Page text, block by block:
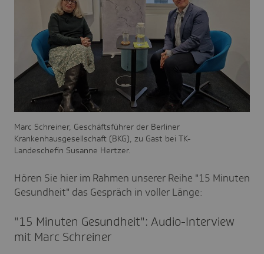
Marc Schreiner, Geschäftsführer der Berliner
Krankenhausgesellschaft (BKG), zu Gast bei TK-
Landeschefin Susanne Hertzer.
Hören Sie hier im Rahmen unserer Reihe "15 Minuten
Gesundheit" das Gespräch in voller Länge:
"15 Minuten Gesund­heit": Audio-Inter­view
mit Marc Schreiner